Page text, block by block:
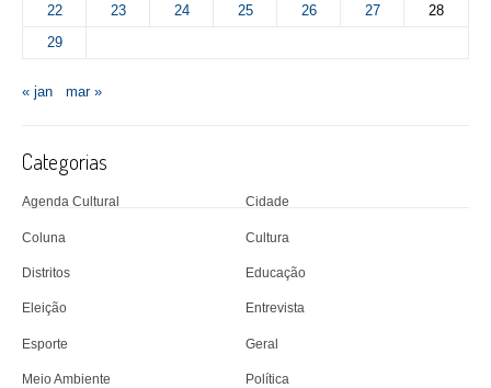
22
23 24 25 26 27
28
29
« jan mar »
Categorias
Agenda Cultural Cidade
Coluna Cultura
Distritos Educação
Eleição Entrevista
Esporte Geral
Meio Ambiente Política